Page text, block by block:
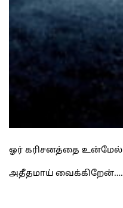
ஓர் கரிசனத்தை உன்மேல்
அதீதமாய் வைக்கிறேன்….